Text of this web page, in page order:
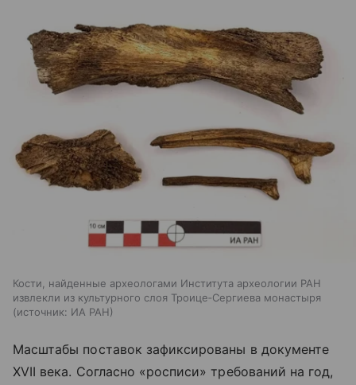
Кости, найденные археологами Института археологии РАН
извлекли из культурного слоя Троице‑Сергиева монастыря
источник: ИА РАН
Масштабы поставок зафиксированы в документе
XVII века. Согласно «росписи» требований на год,